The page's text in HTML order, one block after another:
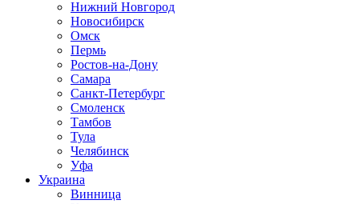
Нижний Новгород
Новосибирск
Омск
Пермь
Ростов-на-Дону
Самара
Санкт-Петербург
Смоленск
Тамбов
Тула
Челябинск
Уфа
Украина
Винница